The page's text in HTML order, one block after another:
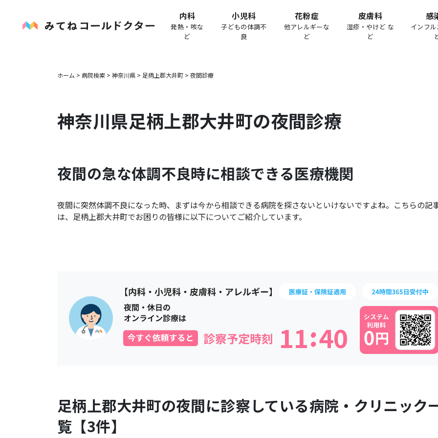
内科
発熱・咳な
ど
小児科
子どもの体調不
良
花粉症
他アレルギーな
ど
皮膚科
湿疹・やけど な
ど
感
インフ
ホーム > 病院検索 > 神奈川県 > 足柄上郡大井町 > 夜間診療
神奈川県足柄上郡大井町の夜間診療
夜間の急な体調不良時に相談できる医療機関
夜間に突然体調不良になった時、まずは今から相談できる病院を探さないといけないですよね。こちらの記
は、 足柄上郡大井町でお困りの皆様に以下についてご紹介しています。
11 40
:
足柄上郡大井町の夜間に診察している病院・クリニック
覧【3件】